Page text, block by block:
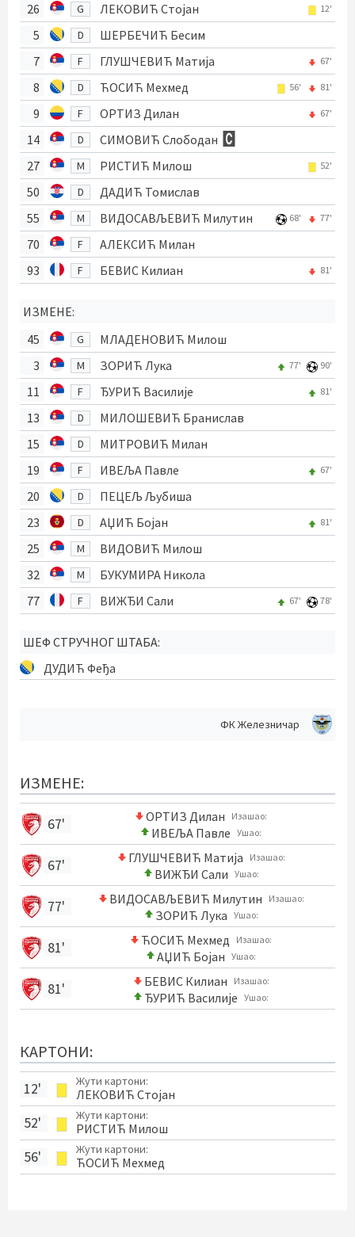
26 G ЛЕКОВИЋ Стојан 12'
5 D
ШЕРБЕЧИЋ Бесим
7
F ГЛУШЧЕВИЋ Матија 67'
8 D ЋОСИЋ Мехмед 56' 81'
9 F ОРТИЗ Дилан 67'
14 D
СИМОВИЋ Слободан
27
M РИСТИЋ Милош 52'
50 D
ДАДИЋ Томислав
55
M ВИДОСАВЉЕВИЋ Милутин 68' 77'
70 F
АЛЕКСИЋ Милан
93
F БЕВИС Килиан 81'
ИЗМЕНЕ:
45
G
МЛАДЕНОВИЋ Милош
3
M ЗОРИЋ Лука 77' 90'
11 F ЂУРИЋ Василије 81'
13 D
МИЛОШЕВИЋ Бранислав
15
D
МИТРОВИЋ Милан
19
F ИВЕЉА Павле 67'
20 D
ПЕЦЕЉ Љубиша
23
D АЏИЋ Бојан 81'
25 M
ВИДОВИЋ Милош
32
M
БУКУМИРА Никола
77
F ВИЖЂИ Сали 67' 78'
ШЕФ СТРУЧНОГ ШТАБА:
ДУДИЋ Феђа
ФК Железничар
ИЗМЕНЕ:
Изашао:
ОРТИЗ Дилан
Ушао:
ИВЕЉА Павле
67'
Изашао:
ГЛУШЧЕВИЋ Матија
Ушао:
ВИЖЂИ Сали
67'
Изашао:
ВИДОСАВЉЕВИЋ Милутин
Ушао:
ЗОРИЋ Лука
77'
Изашао:
ЋОСИЋ Мехмед
Ушао:
АЏИЋ Бојан
81'
Изашао:
БЕВИС Килиан
Ушао:
ЂУРИЋ Василије
81'
КАРТОНИ:
Жути картони:
ЛЕКОВИЋ Стојан
12'
Жути картони:
РИСТИЋ Милош
52'
Жути картони:
ЋОСИЋ Мехмед
56'